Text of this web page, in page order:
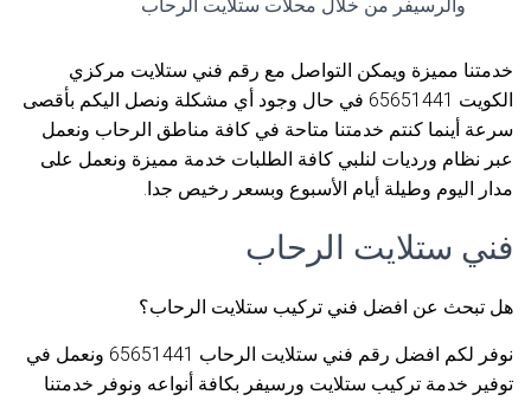
والرسيفر من خلال محلات ستلايت الرحاب
خدمتنا مميزة ويمكن التواصل مع رقم فني ستلايت مركزي
الكويت 65651441 في حال وجود أي مشكلة ونصل اليكم بأقصى
سرعة أينما كنتم خدمتنا متاحة في كافة مناطق الرحاب ونعمل
عبر نظام ورديات لنلبي كافة الطلبات خدمة مميزة ونعمل على
مدار اليوم وطيلة أيام الأسبوع وبسعر رخيص جدا.
فني ستلايت الرحاب
هل تبحث عن افضل فني تركيب ستلايت الرحاب؟
نوفر لكم افضل رقم فني ستلايت الرحاب 65651441 ونعمل في
توفير خدمة تركيب ستلايت ورسيفر بكافة أنواعه ونوفر خدمتنا